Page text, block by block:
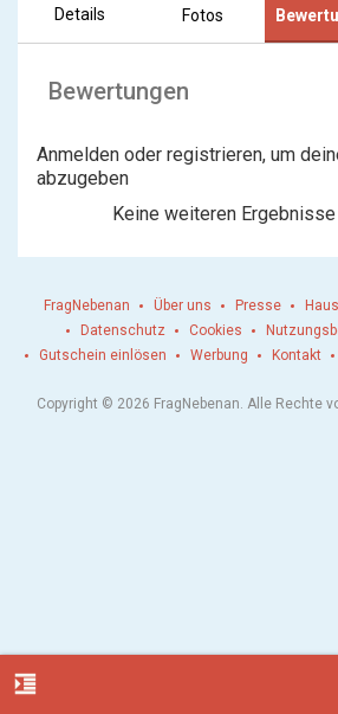
Details Fotos
Bewertungen
Anmelden oder registrieren, um
abzugeben
Keine weiteren
format_indent_increase
FragNebenan Über uns Presse
Datenschutz
Cookies
Gutschein einlösen
Werbung Kontakt
Copyright © 2026 FragNebenan. Alle Rechte